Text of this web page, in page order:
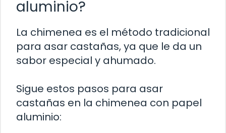
aluminio?
La chimenea es el método tradicional
para asar castañas, ya que le da un
sabor especial y ahumado.
Sigue estos pasos para asar
castañas en la chimenea con papel
aluminio: